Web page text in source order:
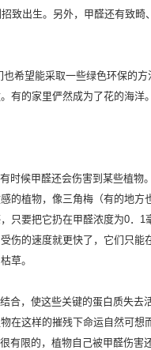
致出生。另外，甲醛还有致畸
希望能采取一些绿色环保的
有的家里俨然成为了花的海
时候甲醛还会伤害到某些植
的植物，像三角梅（有的地
只要把它扔在甲醛浓度为0． 1
伤的速度就更快了，它们只能
草。
合，使这些关键的蛋白质失去
在这样的摧残下命运自然可想
有限的，植物自己被甲醛伤